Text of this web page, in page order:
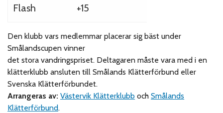
Flash +15
Den klubb vars medlemmar placerar sig bäst under
Smålandscupen vinner
det stora vandringspriset. Deltagaren måste vara med i en
klätterklubb ansluten till Smålands Klätterförbund eller
Svenska Klätterförbundet.
Arrangeras av:Västervik Klätterklubb ochSmålands
Klätterförbund.